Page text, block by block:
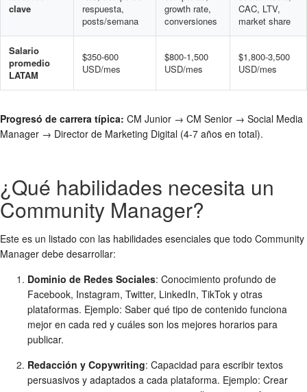
clave
respuesta,
posts/semana
growth rate,
conversiones
CAC, LTV,
market share
Salario
promedio
LATAM
$350-600
USD/mes
$800-1,500
USD/mes
$1,800-3,500
USD/mes
Progresó de carrera típica: CM Junior → CM Senior → Social Media
Manager → Director de Marketing Digital (4-7 años en total).
¿Qué habilidades necesita un
Community Manager?
Este es un listado con las habilidades esenciales que todo Community
Manager debe desarrollar:
Dominio de Redes Sociales: Conocimiento profundo de
Facebook, Instagram, Twitter, LinkedIn, TikTok y otras
plataformas. Ejemplo: Saber qué tipo de contenido funciona
mejor en cada red y cuáles son los mejores horarios para
publicar.
Redacción y Copywriting: Capacidad para escribir textos
persuasivos y adaptados a cada plataforma. Ejemplo: Crear